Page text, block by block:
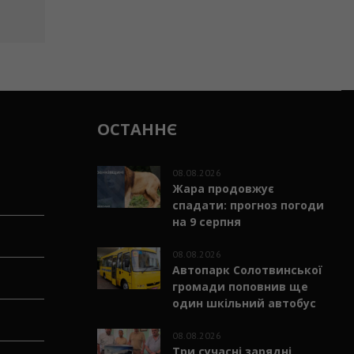
ОСТАННЄ
08.08.2026
Жара продовжує
спадати: прогноз погоди
на 9 серпня
08.08.2026
Автопарк Солотвинської
громади поповнив ще
один шкільний автобус
08.08.2026